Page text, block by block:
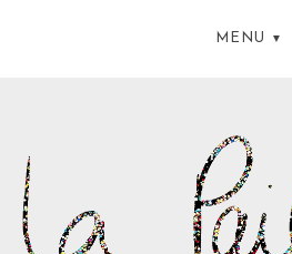
MENU